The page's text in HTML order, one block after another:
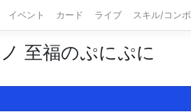
イベント カード ライブ スキル/コンボ
至福のぷにぷに